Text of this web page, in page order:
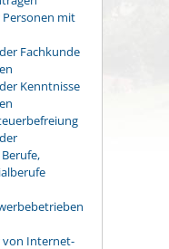
mit
Fachkunde
Kenntnisse
von Internet-